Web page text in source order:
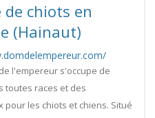
de chiots en
(Hainaut)
l'empereur s'occupe de
toutes races et des
les chiots et chiens. Situé